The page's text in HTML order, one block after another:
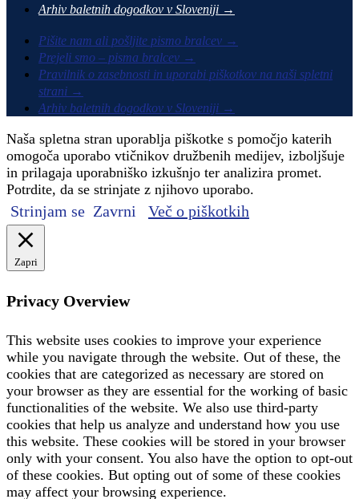
Arhiv baletnih dogodkov v Sloveniji →
Pišite nam ali pošljite pismo bralcev →
Prejeli smo – pisma bralcev →
Pravilnik o zasebnosti in uporabi piškotkov na naši spletni
strani →
Arhiv baletnih dogodkov v Sloveniji →
Naša spletna stran uporablja piškotke s pomočjo katerih
omogoča uporabo vtičnikov družbenih medijev, izboljšuje
in prilagaja uporabniško izkušnjo ter analizira promet.
Potrdite, da se strinjate z njihovo uporabo.
Strinjam se Zavrni Več o piškotkih
Zapri
Privacy Overview
This website uses cookies to improve your experience
while you navigate through the website. Out of these, the
cookies that are categorized as necessary are stored on
your browser as they are essential for the working of basic
functionalities of the website. We also use third-party
cookies that help us analyze and understand how you use
this website. These cookies will be stored in your browser
only with your consent. You also have the option to opt-out
of these cookies. But opting out of some of these cookies
may affect your browsing experience.